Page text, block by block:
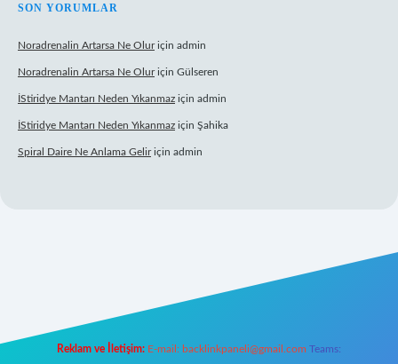
SON YORUMLAR
Noradrenalin Artarsa Ne Oluriçin admin
Noradrenalin Artarsa Ne Oluriçin Gülseren
İStiridye Mantarı Neden Yıkanmaz için admin
İStiridye Mantarı Neden Yıkanmaz için Şahika
Spiral Daire Ne Anlama Geliriçin admin
Reklam ve İletişim: E-mail: backlinkpaneli@gmail.com Teams: